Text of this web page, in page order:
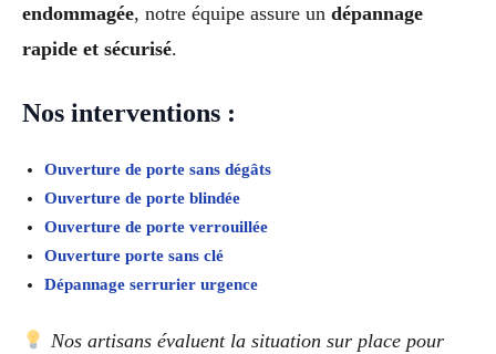
endommagée, notre équipe assure un dépannage
rapide et sécurisé.
Nos interventions :
Ouverture de porte sans dégâts
Ouverture de porte blindée
Ouverture de porte verrouillée
Ouverture porte sans clé
Dépannage serrurier urgence
Nos artisans évaluent la situation sur place pour